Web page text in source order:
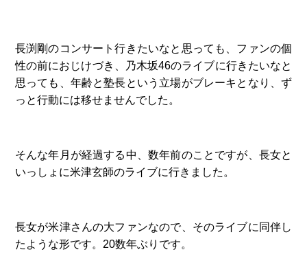
長渕剛のコンサート行きたいなと思っても、ファンの個
性の前におじけづき、乃木坂46のライブに行きたいなと
思っても、年齢と塾長という立場がブレーキとなり、ず
っと行動には移せませんでした。
そんな年月が経過する中、数年前のことですが、長女と
いっしょに米津玄師のライブに行きました。
長女が米津さんの大ファンなので、そのライブに同伴し
たような形です。20数年ぶりです。